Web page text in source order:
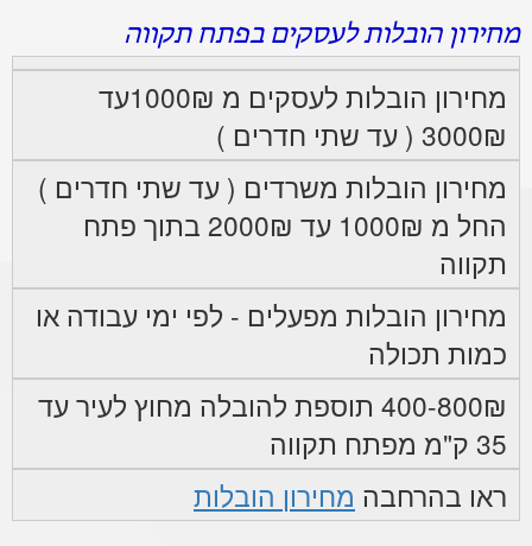
מחירון הובלות לעסקים בפתח תקווה
מחירון הובלות לעסקים מ 1000₪עד
3000₪ ( עד שתי חדרים )
מחירון הובלות משרדים ( עד שתי חדרים )
החל מ 1000₪ עד 2000₪ בתוך פתח
תקווה
מחירון הובלות מפעלים - לפי ימי עבודה או
כמות תכולה
400-800₪ תוספת להובלה מחוץ לעיר עד
35 ק"מ מפתח תקווה
ראו בהרחבה מחירון הובלות